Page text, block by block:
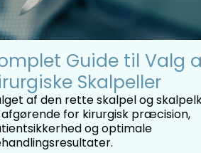
Guide til Valg
Skalpeller
af den rette skalpel og
for kirurgisk præcision,
og optimale